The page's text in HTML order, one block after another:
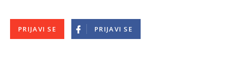
PRIJAVI SE PRIJAVI SE